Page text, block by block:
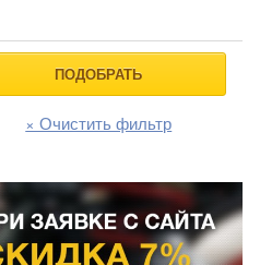
ПОДОБРАТЬ
× Очистить фильтр